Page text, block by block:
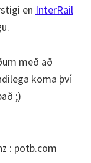
en InterRail
með að
koma því
;)
: potb.com